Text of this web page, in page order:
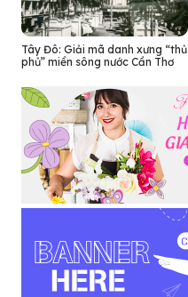
Tây Đô: Giải mã danh xưng “thủ
phủ” miền sông nước Cần Thơ